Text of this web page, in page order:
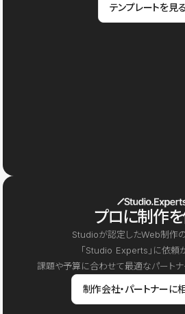
テンプレートを見る
プロに制作
Studioが認定したWeb制作
「Studio Experts」に依頼
課題や予算に合わせて最適なパートナ
制作会社・パートナーに